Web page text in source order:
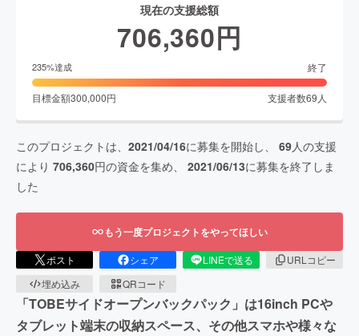
現在の支援総額
706,360円
235%達成 終了
目標金額300,000円 支援者数69 人
このプロジェクトは、 2021/04/16に募集を開始し、 69人の支援
により 706,360円の資金を集め、 2021/06/13に募集を終了しま
した
もう一度プロジェクトをやってほしい
ポスト シェア LINEで送る
URLコピー
埋め込み
QRコード
「TOBEサイドオープンバックパック」は16inch PCや
タブレット端末の収納スペース、その他スマホや様々な